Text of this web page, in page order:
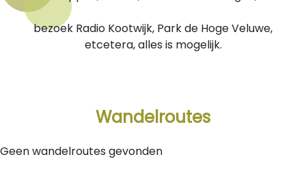
bezoek Radio Kootwijk, Park de Hoge Veluwe,
etcetera, alles is mogelijk.
Wandelroutes
Geen wandelroutes gevonden